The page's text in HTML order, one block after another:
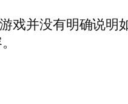
戏并没有明确说明